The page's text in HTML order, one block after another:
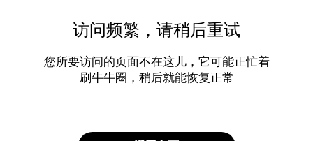
访问频繁，请稍后重试
您所要访问的页面不在这儿，它可能正忙着
刷牛牛圈，稍后就能恢复正常